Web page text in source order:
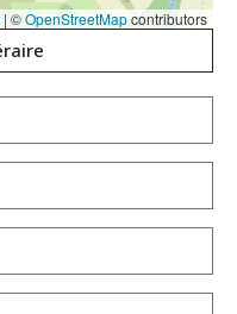
| ©OpenStreetMapcontributors